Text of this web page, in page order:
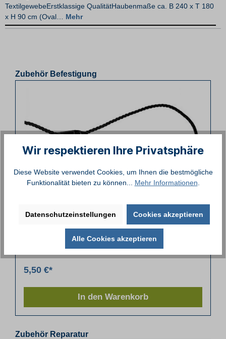
TextilgewebeErstklassige QualitätHaubenmaße ca. B 240 x T 180
x H 90 cm (Oval… Mehr
Zubehör Befestigung
5,50 €*
In den Warenkorb
Zubehör Reparatur
Wir respektieren Ihre Privatsphäre
Diese Website verwendet Cookies, um Ihnen die bestmögliche
Funktionalität bieten zu können... Mehr Informationen.
Datenschutzeinstellungen Cookies akzeptieren
Alle Cookies akzeptieren